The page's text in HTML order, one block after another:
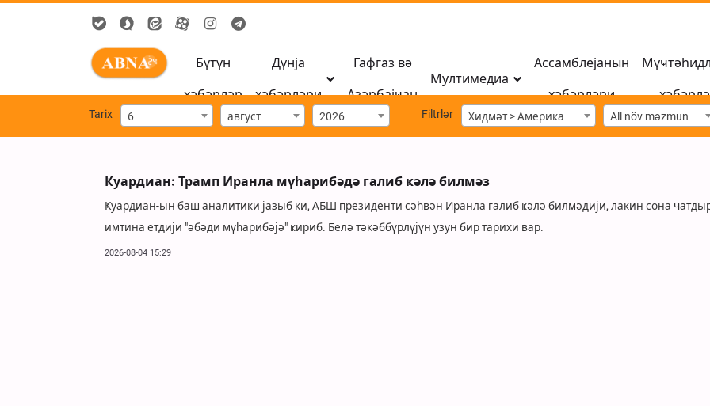
Бүтүн
хәбәрләр
Дүнја
хәбәрләри
Гафгаз вә
Азәрбајҹан
Мултимедиа
Ассамблејанын
хәбәрләри
Tarix 6 август 2026 Filtrlər Хидмәт > Америҝа All növ məzmun
Ҝуардиан: Трамп Иранла мүһарибәдә галиб ҝәлә билмәз
Ҝуардиан-ын баш аналитики јазыб ки, АБШ президенти сәһвән Иранла галиб ҝәлә билмәдији, лакин сона
имтина етдији "әбәди мүһарибәјә" ҝириб. Белә тәкәббүрлүјүн узун бир тарихи вар.
2026-08-04 15:29